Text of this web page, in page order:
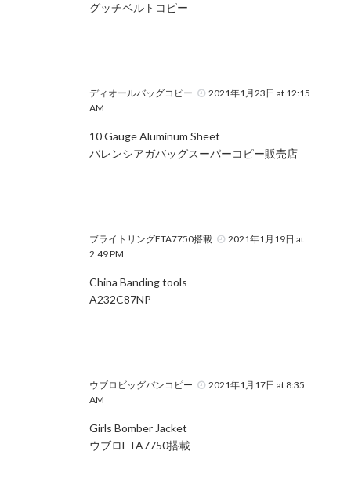
グッチベルトコピー
ディオールバッグコピー
2021年1月23日 at 12:15
AM
10 Gauge Aluminum Sheet
バレンシアガバッグスーパーコピー販売店
ブライトリングETA7750搭載
2021年1月19日 at
2:49 PM
China Banding tools
A232C87NP
ウブロビッグバンコピー
2021年1月17日 at 8:35
AM
Girls Bomber Jacket
ウブロETA7750搭載